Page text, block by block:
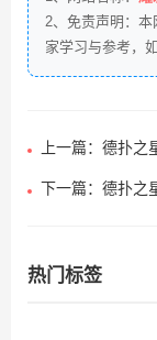
2、免责声明：
家学习与参考，
上一篇：德扑
下一篇：德扑之
热门标签